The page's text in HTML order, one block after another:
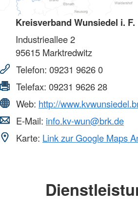
Kreisverband Wunsiedel i. F.
Industrieallee 2
95615 Marktredwitz
Telefon: 09231 9626 0
Telefax: 09231 9626 28
Web: http://
E-Mail: info.kv-wun@brk.de
Karte: Link zur Google Maps